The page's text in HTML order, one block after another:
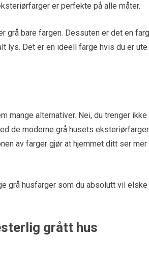
er perfekte på alle måter.
grå bare fargen. Dessuten er det en
lys. Det er en ideell farge hvis du er ute
mange alternativer. Nei, du trenger ikke
de moderne grå husets eksteriørfarger.
av farger gjør at hjemmet ditt ser mer
grå husfarger som du absolutt vil elske
grått hus